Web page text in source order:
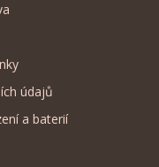
údajů
a baterií